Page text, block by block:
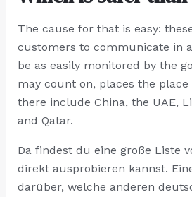
The cause for that is easy:
customers to communicate in
be as easily monitored by the
may count on, places the
there include China, the UAE,
and Qatar.
Da findest du eine große Liste
direkt ausprobieren kannst.
darüber, welche anderen